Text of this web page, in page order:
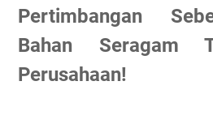
Pertimbangan
Bahan Seragam
Perusahaan!